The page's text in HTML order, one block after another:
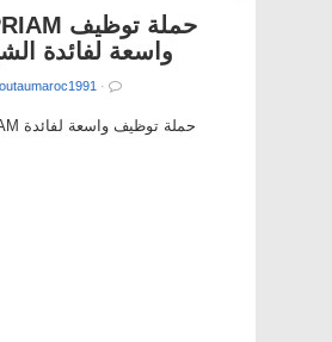
واسعة لفائدة
·